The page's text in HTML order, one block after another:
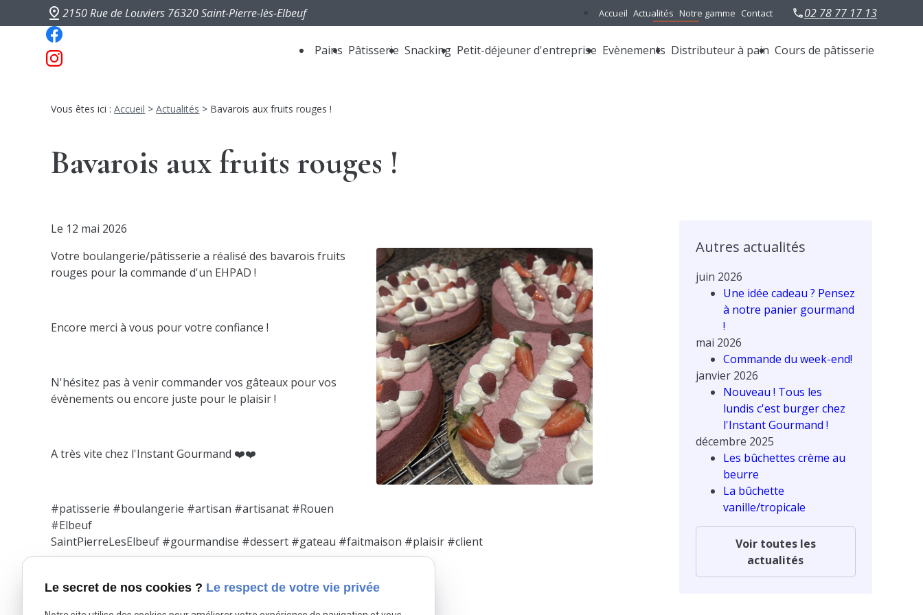
2150 Rue de Louviers 76320 Saint-Pierre-lès-Elbeuf Accueil Actualités Notre gamme Contact 02 78 77 17 13
Pains Pâtisserie Snacking Petit-déjeuner d'entreprise Evènements Distributeur à pain Cours de pâtisserie
Vous êtes ici : Accueil >Actualités > Bavarois aux fruits rouges !
Bavarois aux fruits rouges !
Le 12 mai 2026
Votre boulangerie/pâtisserie a réalisé des bavarois fruits
rouges pour la commande d'un EHPAD !
Encore merci à vous pour votre confiance !
N'hésitez pas à venir commander vos gâteaux pour vos
évènements ou encore juste pour le plaisir !
A très vite chez l'Instant Gourmand ❤️❤️
#patisserie #boulangerie #artisan #artisanat #Rouen
#Elbeuf
SaintPierreLesElbeuf #gourmandise #dessert #gateau #faitmaison #plaisir #client
X (formerly Twitter) est désactivé. Autoriser Facebook est désactivé. Autoriser
Autres actualités
juin 2026
Une idée cadeau ? Pensez
à notre panier gourmand
!
mai 2026
Commande du week-end!
janvier 2026
Nouveau ! Tous les
lundis c'est burger chez
l'Instant Gourmand !
décembre 2025
Les bûchettes crème au
beurre
La bûchette
vanille/tropicale
Voir toutes les
actualités
Panneau de gestion des cookies
Le secret de nos cookies ? Le respect de votre vie privée